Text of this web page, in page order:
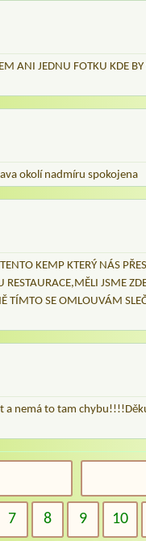
ANI JEDNU FOTKU KDE
okolí nadmíru spokojena
KEMP KTERÝ NÁS
RESTAURACE,MĚLI JSME
TÍMTO SE OMLOUVÁM
a nemá to tam
7 8 9 10